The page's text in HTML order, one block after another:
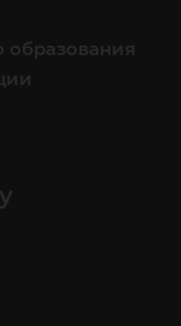
образования